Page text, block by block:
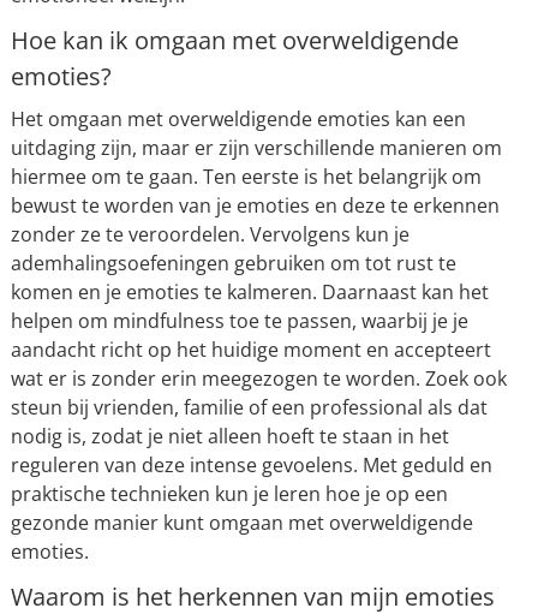
Hoe kan ik omgaan met overweldigende
emoties?
Het omgaan met overweldigende emoties kan een
uitdaging zijn, maar er zijn verschillende manieren om
hiermee om te gaan. Ten eerste is het belangrijk om
bewust te worden van je emoties en deze te erkennen
zonder ze te veroordelen. Vervolgens kun je
ademhalingsoefeningen gebruiken om tot rust te
komen en je emoties te kalmeren. Daarnaast kan het
helpen om mindfulness toe te passen, waarbij je je
aandacht richt op het huidige moment en accepteert
wat er is zonder erin meegezogen te worden. Zoek ook
steun bij vrienden, familie of een professional als dat
nodig is, zodat je niet alleen hoeft te staan in het
reguleren van deze intense gevoelens. Met geduld en
praktische technieken kun je leren hoe je op een
gezonde manier kunt omgaan met overweldigende
emoties.
Waarom is het herkennen van mijn emoties